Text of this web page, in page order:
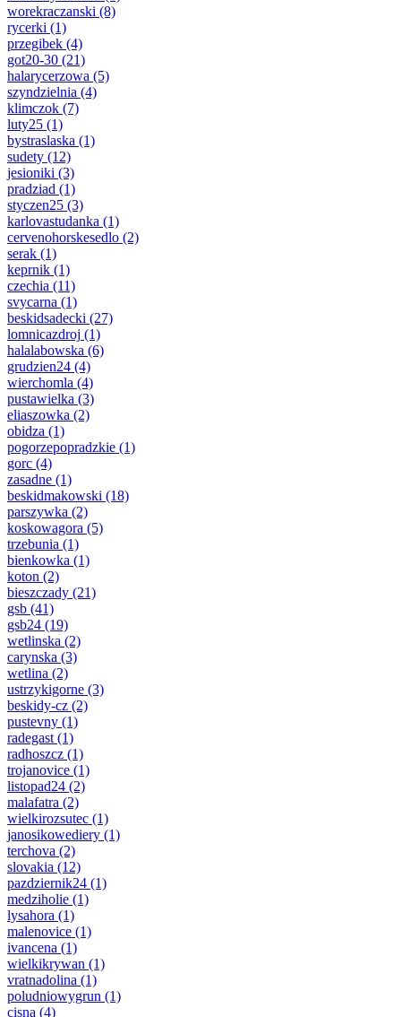
worekraczanski (8)
rycerki (1)
przegibek (4)
got20-30 (21)
halarycerzowa (5)
szyndzielnia (4)
klimczok (7)
luty25 (1)
bystraslaska (1)
sudety (12)
jesioniki (3)
pradziad (1)
styczen25 (3)
karlovastudanka (1)
cervenohorskesedlo (2)
serak (1)
keprnik (1)
czechia (11)
svycarna (1)
beskidsadecki (27)
lomnicazdroj (1)
halalabowska (6)
grudzien24 (4)
wierchomla (4)
pustawielka (3)
eliaszowka (2)
obidza (1)
pogorzepopradzkie (1)
gorc (4)
zasadne (1)
beskidmakowski (18)
parszywka (2)
koskowagora (5)
trzebunia (1)
bienkowka (1)
koton (2)
bieszczady (21)
gsb (41)
gsb24 (19)
wetlinska (2)
carynska (3)
wetlina (2)
ustrzykigorne (3)
beskidy-cz (2)
pustevny (1)
radegast(1)
radhoszcz (1)
trojanovice (1)
listopad24 (2)
malafatra (2)
wielkirozsutec (1)
janosikowediery (1)
terchova (2)
slovakia (12)
pazdziernik24 (1)
medziholie (1)
lysahora (1)
malenovice (1)
ivancena (1)
wielkikrywan (1)
vratnadolina (1)
poludniowygrun (1)
cisna (4)